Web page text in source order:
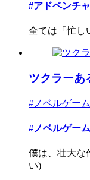
#アドベンチ
全ては「忙し
ツクラーあ
#ノベルゲーム
#ノベルゲーム
僕は、壮大な
い)